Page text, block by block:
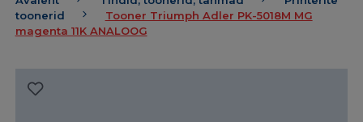
toonerid
Tooner Triumph Adler PK-5018M MG
magenta 11K ANALOOG